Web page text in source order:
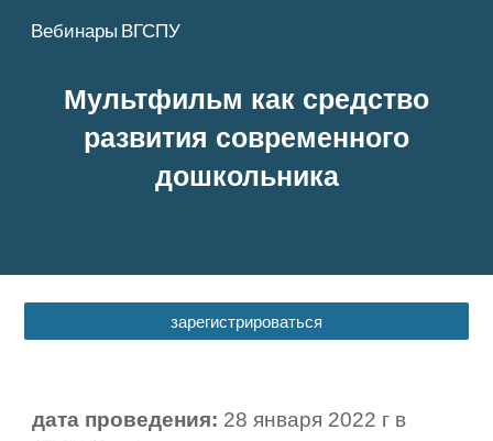
Skip to main content
Вебинары ВГСПУ
Мультфильм как средство
развития современного
дошкольника
зарегистрироваться
дата проведения: 28 января 2022 г в